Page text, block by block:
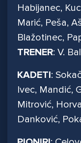
Habijanec,
Marić, Peša,
Blažotinec,
TRENER: V.
KADETI:
Ivec, Mandić,
Mitrović,
Danković,